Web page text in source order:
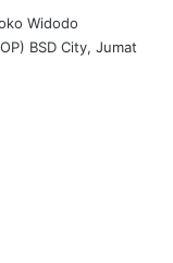
Widodo
BSD City, Jumat